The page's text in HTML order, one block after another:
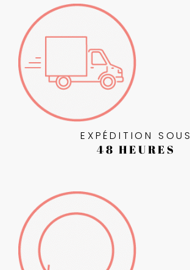
EXPÉDITION SOUS
48 HEURES